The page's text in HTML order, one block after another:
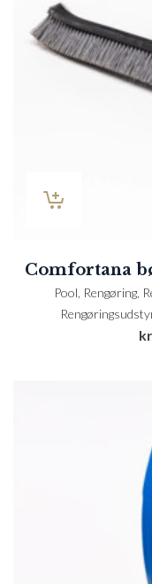
Comfortana
Pool Rengøring,